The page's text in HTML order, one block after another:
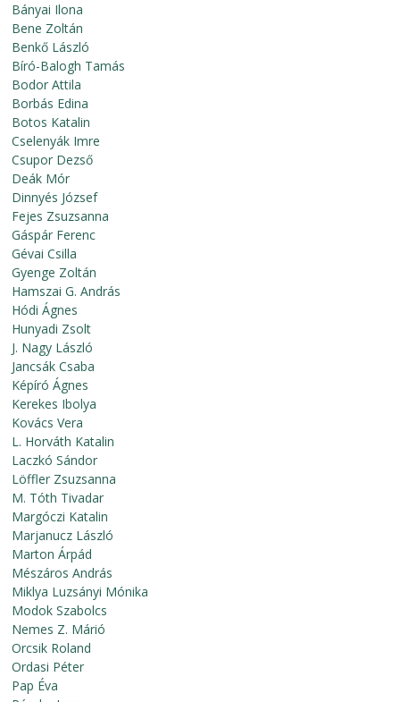
Bányai Ilona
Bene Zoltán
Benkő László
Bíró-Balogh Tamás
Bodor Attila
Borbás Edina
Botos Katalin
Cselenyák Imre
Csupor Dezső
Deák Mór
Dinnyés József
Fejes Zsuzsanna
Gáspár Ferenc
Gévai Csilla
Gyenge Zoltán
Hamszai G. András
Hódi Ágnes
Hunyadi Zsolt
J. Nagy László
Jancsák Csaba
Képíró Ágnes
Kerekes Ibolya
Kovács Vera
L. Horváth Katalin
Laczkó Sándor
Löffler Zsuzsanna
M. Tóth Tivadar
Margóczi Katalin
Marjanucz László
Marton Árpád
Mészáros András
Miklya Luzsányi Mónika
Modok Szabolcs
Nemes Z. Márió
Orcsik Roland
Ordasi Péter
Pap Éva